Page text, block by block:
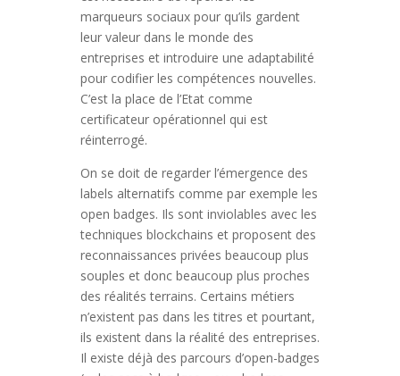
marqueurs sociaux pour qu’ils gardent
leur valeur dans le monde des
entreprises et introduire une adaptabilité
pour codifier les compétences nouvelles.
C’est la place de l’Etat comme
certificateur opérationnel qui est
réinterrogé.
On se doit de regarder l’émergence des
labels alternatifs comme par exemple les
open badges. Ils sont inviolables avec les
techniques blockchains et proposent des
reconnaissances privées beaucoup plus
souples et donc beaucoup plus proches
des réalités terrains. Certains métiers
n’existent pas dans les titres et pourtant,
ils existent dans la réalité des entreprises.
Il existe déjà des parcours d’open-badges